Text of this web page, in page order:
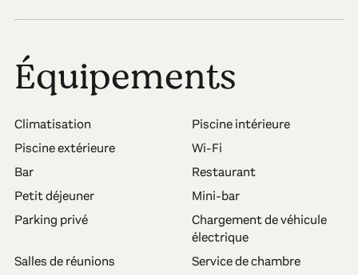
Équipements
Climatisation
Piscine intérieure
Piscine extérieure
Wi-Fi
Bar
Restaurant
Petit déjeuner
Mini-bar
Parking privé
Chargement de véhicule
électrique
Salles de réunions
Service de chambre